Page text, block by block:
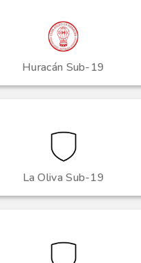
Huracán Sub-19
La Oliva Sub-19